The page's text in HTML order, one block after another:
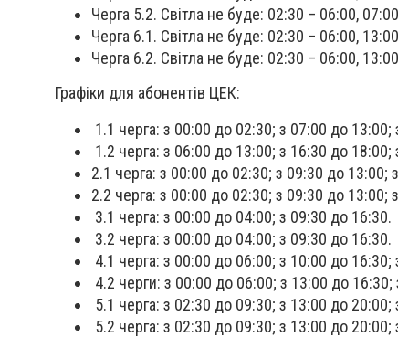
Черга 5.2. Світла не буде: 02:30 – 06:00,
Черга 6.1. Світла не буде: 02:30 – 06:00,
Черга 6.2. Світла не буде: 02:30 – 06:00,
Графіки для абонентів ЦЕК:
1.1 черга: з 00:00 до 02:30; з 07:00 до 13:00;
1.2 черга: з 06:00 до 13:00; з 16:30 до 18:00;
2.1 черга: з 00:00 до 02:30; з 09:30 до 13:00;
2.2 черга: з 00:00 до 02:30; з 09:30 до 13:00;
3.1 черга: з 00:00 до 04:00; з 09:30 до 16:30.
3.2 черга: з 00:00 до 04:00; з 09:30 до 16:30.
4.1 черга: з 00:00 до 06:00; з 10:00 до 16:30;
4.2 черги: з 00:00 до 06:00; з 13:00 до
5.1 черга: з 02:30 до 09:30; з 13:00 до 20:00;
5.2 черга: з 02:30 до 09:30; з 13:00 до 20:00;